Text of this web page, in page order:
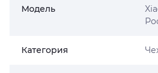
Модель
Категория